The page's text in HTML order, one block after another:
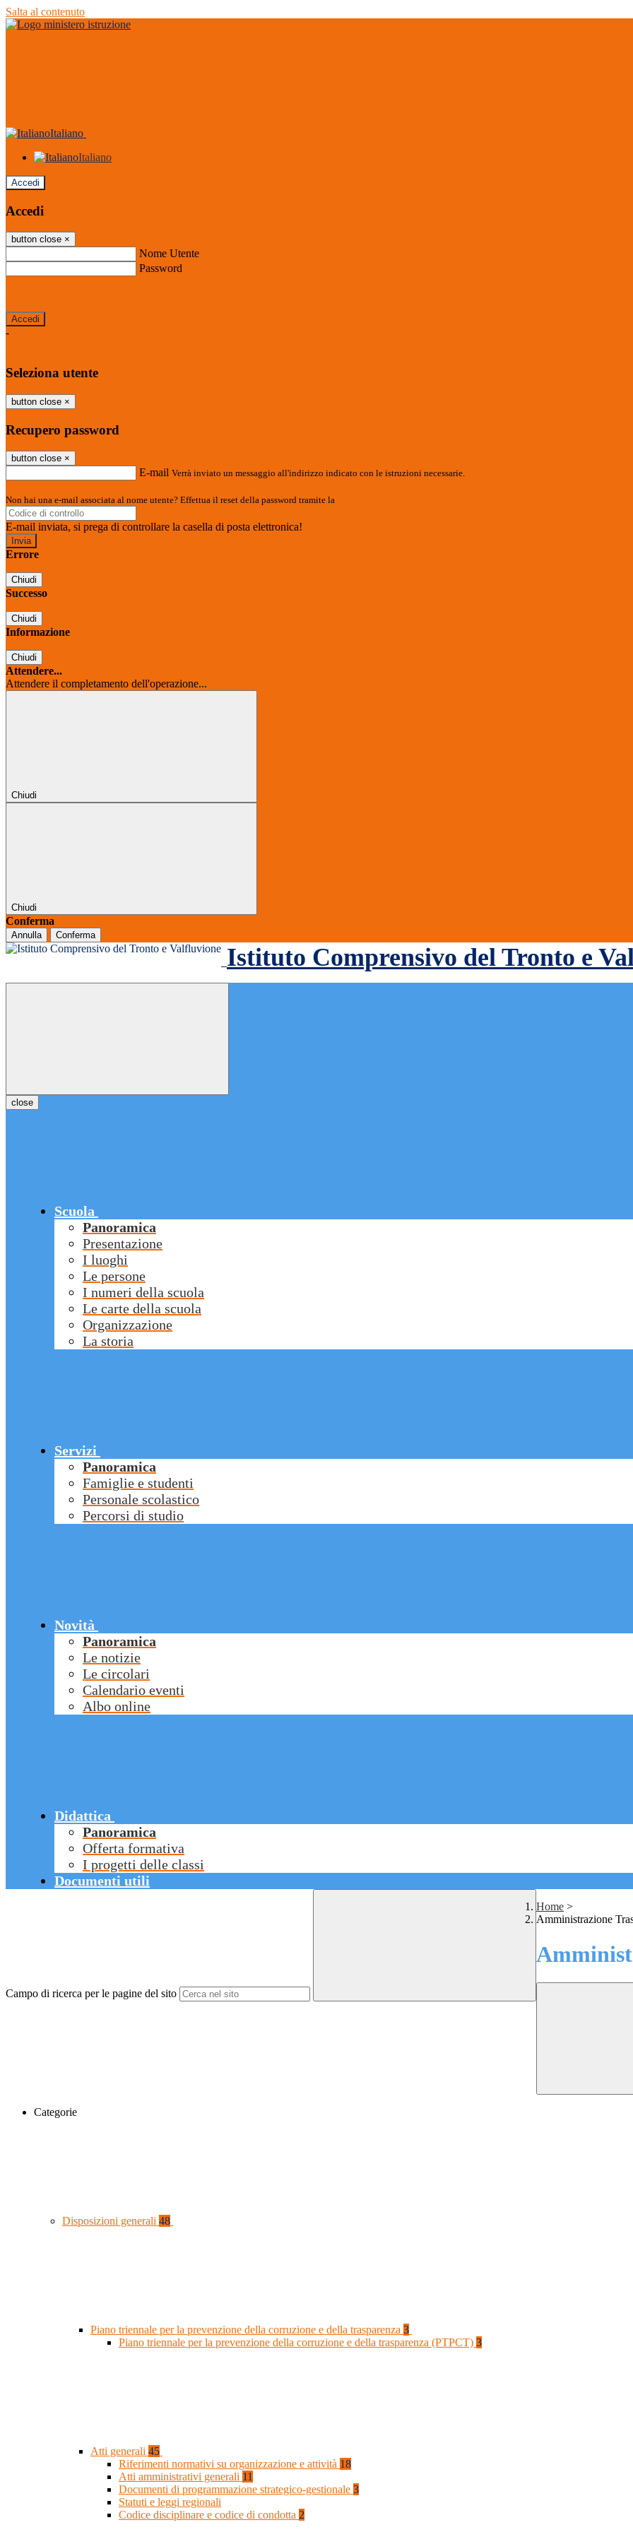
Salta al contenuto
Italiano
Italiano
Accedi
Accedi
button close ×
Nome Utente
Password
-
Seleziona utente
button close ×
Recupero password
button close ×
E-mail Verrà inviato un messaggio all'indirizzo indicato con le istruzioni necessarie.
Non hai una e-mail associata al nome utente? Effettua il reset della password tramite la
E-mail inviata, si prega di controllare la casella di posta elettronica!
Errore
Chiudi
Successo
Chiudi
Informazione
Chiudi
Attendere...
Attendere il completamento dell'operazione...
Chiudi
Chiudi
Conferma
Annulla Conferma
Istituto Comprensivo del Tronto e
close
Scuola
Panoramica
Presentazione
I luoghi
Le persone
I numeri della scuola
Le carte della scuola
Organizzazione
La storia
Servizi
Panoramica
Famiglie e studenti
Personale scolastico
Percorsi di studio
Novità
Panoramica
Le notizie
Le circolari
Calendario eventi
Albo online
Didattica
Panoramica
Offerta formativa
I progetti delle classi
Documenti utili
Campo di ricerca per le pagine del sito
Home >
Amministrazione
Categorie
Disposizioni generali 48
Piano triennale per la prevenzione della corruzione e della trasparenza 3
Piano triennale per la prevenzione della corruzione e della trasparenza (PTPCT) 3
Atti generali 45
Riferimenti normativi su organizzazione e attività 18
Atti amministrativi generali 11
Documenti di programmazione strategico-gestionale 3
Statuti e leggi regionali
Codice disciplinare e codice di condotta 2